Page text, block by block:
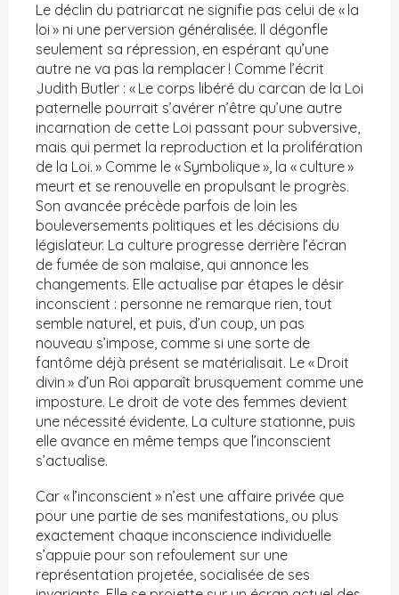
Le déclin du patriarcat ne signifie pas celui de « la
loi » ni une perversion généralisée. Il dégonfle
seulement sa répression, en espérant qu’une
autre ne va pas la remplacer ! Comme l’écrit
Judith Butler : « Le corps libéré du carcan de la Loi
paternelle pourrait s’avérer n’être qu’une autre
incarnation de cette Loi passant pour subversive,
mais qui permet la reproduction et la prolifération
de la Loi. » Comme le « Symbolique », la « culture »
meurt et se renouvelle en propulsant le progrès.
Son avancée précède parfois de loin les
bouleversements politiques et les décisions du
législateur. La culture progresse derrière l’écran
de fumée de son malaise, qui annonce les
changements. Elle actualise par étapes le désir
inconscient : personne ne remarque rien, tout
semble naturel, et puis, d’un coup, un pas
nouveau s’impose, comme si une sorte de
fantôme déjà présent se matérialisait. Le « Droit
divin » d’un Roi apparaît brusquement comme une
imposture. Le droit de vote des femmes devient
une nécessité évidente. La culture stationne, puis
elle avance en même temps que l’inconscient
s’actualise.
Car « l’inconscient » n’est une affaire privée que
pour une partie de ses manifestations, ou plus
exactement chaque inconscience individuelle
s’appuie pour son refoulement sur une
représentation projetée, socialisée de ses